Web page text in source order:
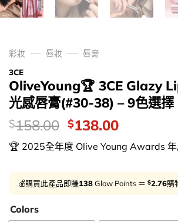
彩妝 唇妝
唇膏
3CE
OliveYoung🏆 3CE Glazy
光感唇膏(#30-38) – 9色選擇
價
錢：
$158.00 Original
price
was:
$138.00Current
price
is:
🏆 2025全年度 Olive Young Awards 年
💰購買此產品即賺138Glow Points ＝ $2.76購
Colors